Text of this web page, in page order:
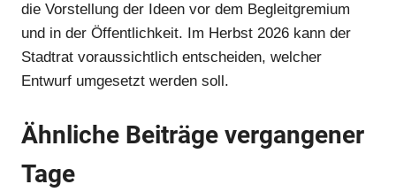
die Vorstellung der Ideen vor dem Begleitgremium
und in der Öffentlichkeit. Im Herbst 2026 kann der
Stadtrat voraussichtlich entscheiden, welcher
Entwurf umgesetzt werden soll.
Ähnliche Beiträge vergangener
Tage